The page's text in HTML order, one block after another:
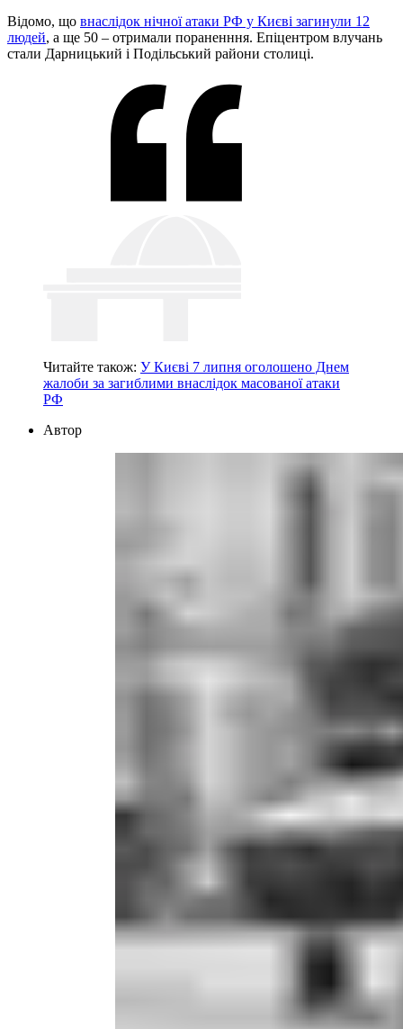
Відомо, що внаслідок нічної атаки РФ у Києві загинули 12
людей, а ще 50 – отримали пораненння. Епіцентром влучань
стали Дарницький і Подільський райони столиці.
Читайте також: У Києві 7 липня оголошено Днем
жалоби за загиблими внаслідок масованої атаки
РФ
Автор